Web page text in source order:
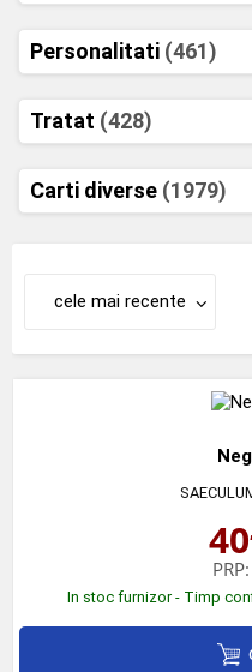
Personalitati (461)
Tratat (428)
Carti diverse (1979)
cele mai recente
40
PRP:
In stoc furnizor - Timp